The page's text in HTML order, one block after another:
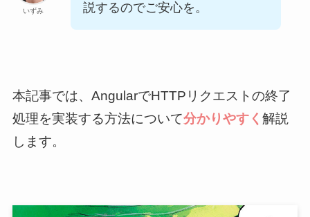
いずみ
説するのでご安心を。
本記事では、AngularでHTTPリクエストの終了
処理を実装する方法について分かりやすく 解説
します。